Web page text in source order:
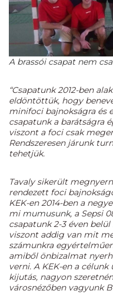
A brassói csapat nem
“Csapatunk 2012-ben
eldöntöttük, hogy
minifoci bajnokságra és
csapatunk a barátságra
viszont a foci csak
Rendszeresen járunk
tehetjük.
Tavaly sikerült
rendezett foci
KEK-en 2014-ben a
mi mumusunk, a Sepsi
csapatunk 2-3 éven
viszont addig van mit
számunkra
amiből önbizalmat
verni. A KEK-en a
kijutás, nagyon
városnézőben vagyunk